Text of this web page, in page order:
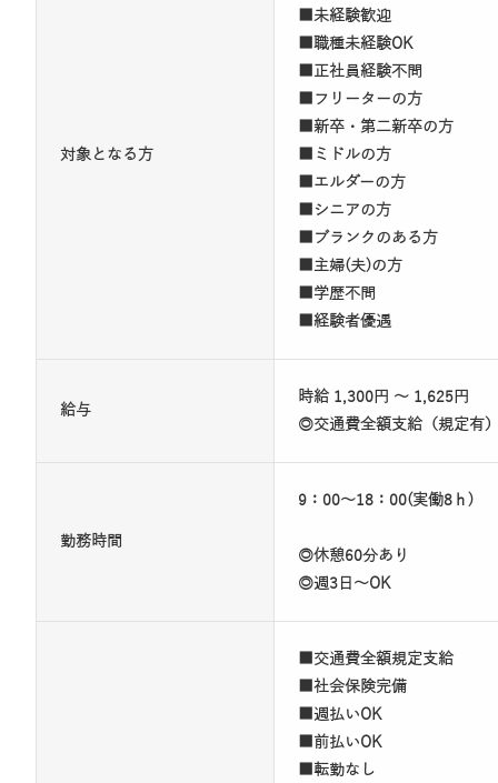
対象となる方
■未経験歓迎
■職種未経験OK
■正社員経験不問
■フリーターの方
■新卒・第二新卒の方
■ミドルの方
■エルダーの方
■シニアの方
■ブランクのある方
■主婦(夫)の方
■学歴不問
■経験者優遇
給与
時給 1,300円 ～ 1,625円
◎交通費全額支給（規定有
勤務時間
9：00～18：00(実働8ｈ)
◎休憩60分あり
◎週3日～OK
■交通費全額規定支給
■社会保険完備
■週払いOK
■前払いOK
■転勤なし